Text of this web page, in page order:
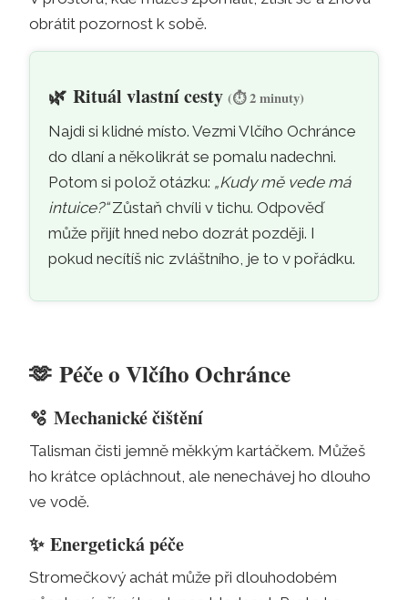
obrátit pozornost k sobě.
🌿Rituál vlastní cesty(⏱ 2 minuty)
Najdi si klidné místo. Vezmi Vlčího Ochránce
do dlaní a několikrát se pomalu nadechni.
Potom si polož otázku: „Kudy mě vede má
intuice?“Zůstaň chvíli v tichu. Odpověď
může přijít hned nebo dozrát později. I
pokud necítíš nic zvláštního, je to v pořádku.
🫶Péče o Vlčího Ochránce
🫧Mechanické čištění
Talisman čisti jemně měkkým kartáčkem. Můžeš
ho krátce opláchnout, ale nenechávej ho dlouho
ve vodě.
✨Energetická péče
Stromečkový achát může při dlouhodobém